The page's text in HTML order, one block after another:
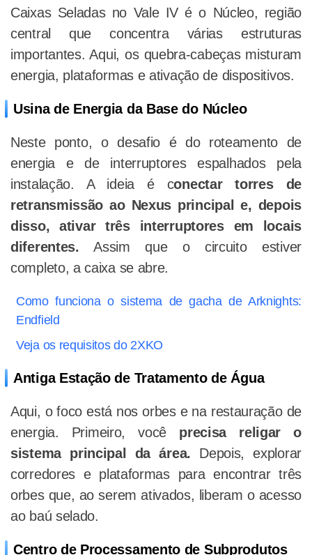
Caixas Seladas no Vale IV é o Núcleo, região
central que concentra várias estruturas
importantes. Aqui, os quebra-cabeças misturam
energia, plataformas e ativação de dispositivos.
Usina de Energia da Base do Núcleo
Neste ponto, o desafio é do roteamento de
energia e de interruptores espalhados pela
instalação. A ideia é conectar torres de
retransmissão ao Nexus principal e, depois
disso, ativar três interruptores em locais
diferentes. Assim que o circuito estiver
completo, a caixa se abre.
Como funciona o sistema de gacha de Arknights:
Endfield
Veja os requisitos do 2XKO
Antiga Estação de Tratamento de Água
Aqui, o foco está nos orbes e na restauração de
energia. Primeiro, você precisa religar o
sistema principal da área. Depois, explorar
corredores e plataformas para encontrar três
orbes que, ao serem ativados, liberam o acesso
ao baú selado.
Centro de Processamento de Subprodutos